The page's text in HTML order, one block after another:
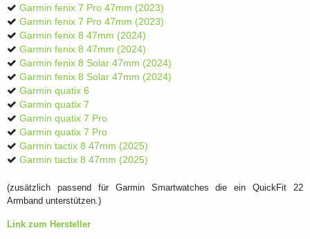
Garmin fenix 7 Pro 47mm (2023)
Garmin fenix 7 Pro 47mm (2023)
Garmin fenix 8 47mm (2024)
Garmin fenix 8 47mm (2024)
Garmin fenix 8 Solar 47mm (2024)
Garmin fenix 8 Solar 47mm (2024)
Garmin quatix 6
Garmin quatix 7
Garmin quatix 7 Pro
Garmin quatix 7 Pro
Garmin tactix 8 47mm (2025)
Garmin tactix 8 47mm (2025)
(zusätzlich passend für Garmin Smartwatches die ein QuickFit 22
Armband unterstützen.)
Link zum Hersteller